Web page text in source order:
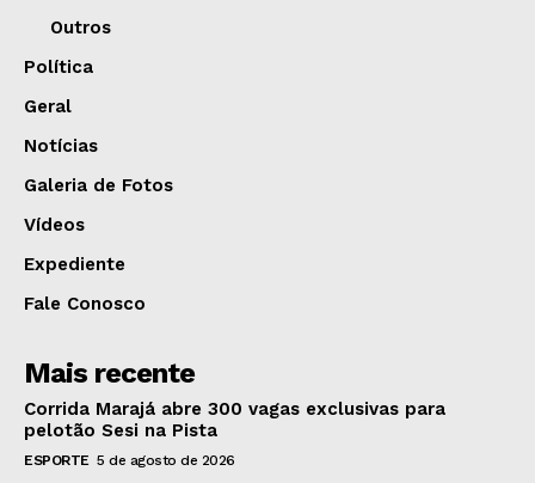
Outros
Política
Geral
Notícias
Galeria de Fotos
Vídeos
Expediente
Fale Conosco
Mais recente
Corrida Marajá abre 300 vagas exclusivas para
pelotão Sesi na Pista
ESPORTE 5 de agosto de 2026